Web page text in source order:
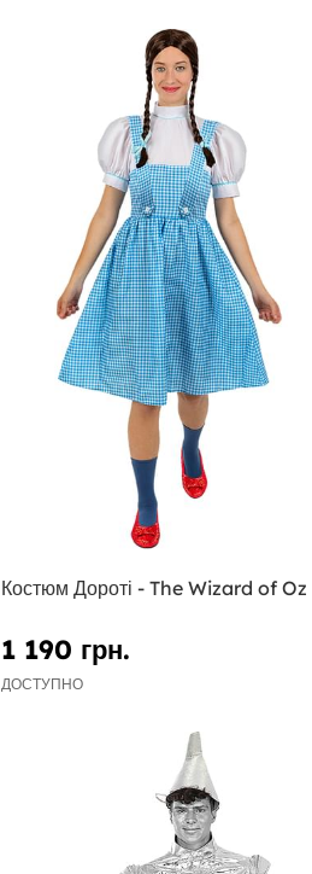
Костюм Дороті - The Wizard of Oz
1 190 грн.
ДОСТУПНО